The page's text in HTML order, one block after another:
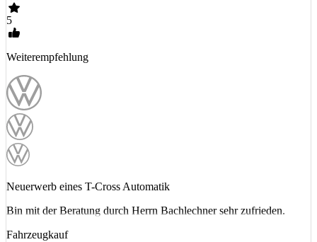
5
Weiterempfehlung
Neuerwerb eines T-Cross Automatik
Bin mit der Beratung durch Herrn Bachlechner sehr zufrieden.
Fahrzeugkauf